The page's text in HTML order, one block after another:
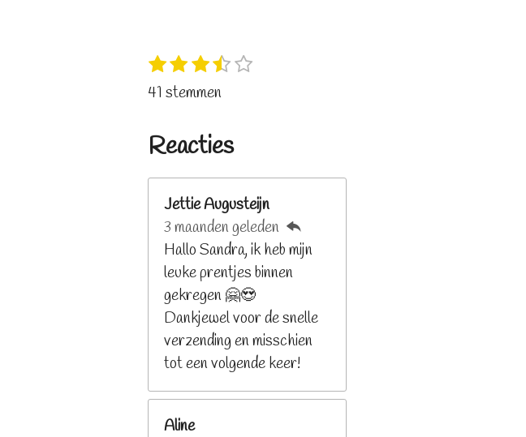
R
a
n
g
6
1
s
t
r
2
s
t
r
r
e
n
3
s
t
r
r
e
n
4
s
t
r
r
e
n
5
r
r
e
n
S
n
41 stemmen
Reacties
Jettie Augusteijn
3 maanden geleden
Hallo Sandra, ik heb mijn
leuke prentjes binnen
gekregen 🤗😍
Dankjewel voor de snelle
verzending en misschien
tot een volgende keer!
Aline